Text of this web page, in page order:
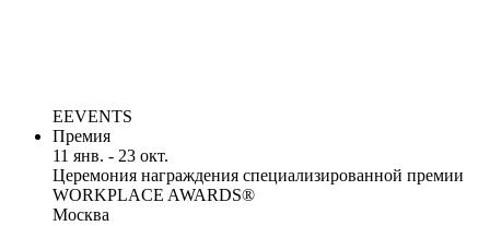
EEVENTS
Премия
11 янв. - 23 окт.
Церемония награждения специализированной премии
WORKPLACE AWARDS®
Москва